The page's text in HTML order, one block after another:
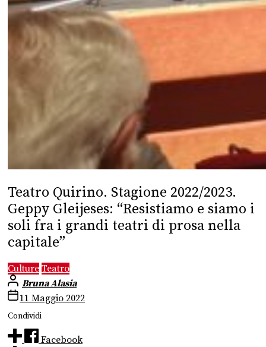
Teatro Quirino. Stagione 2022/2023.
Geppy Gleijeses: “Resistiamo e siamo i
soli fra i grandi teatri di prosa nella
capitale”
Culture Teatro
Bruna Alasia
11 Maggio 2022
Condividi
Facebook